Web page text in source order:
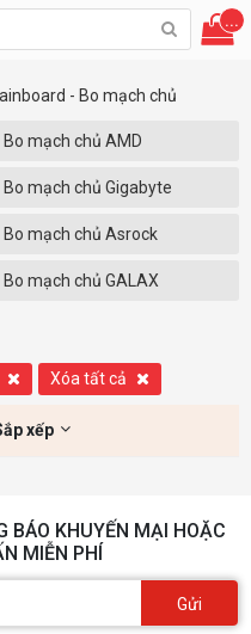
...
- Bo mạch chủ
Bo mạch chủ AMD
Bo mạch chủ Gigabyte
Bo mạch chủ Asrock
Bo mạch chủ GALAX
Xóa tất cả
xếp
BÁO KHUYẾN MẠI HOẶC
MIỄN PHÍ
Gửi